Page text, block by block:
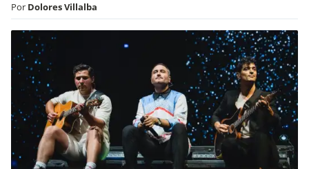
Por Dolores Villalba